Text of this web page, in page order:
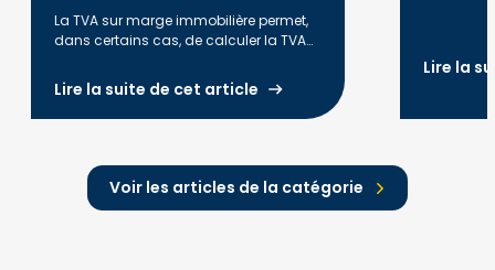
La TVA sur marge immobilière permet,
dans certains cas, de calculer la TVA
de la revente d'un bien. Découvrez les
conditions d'application, la méthode
de calcul, les principales règles fiscales
du 1er janvier 2027.
Lire la suite de cet article
Lire la
Voir les articles de la catégorie